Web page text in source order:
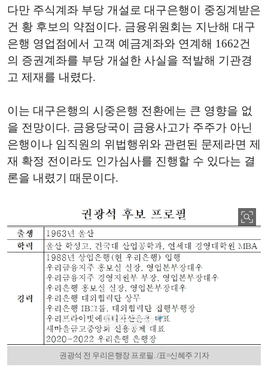
다만 주식계좌 부당 개설로 대구은행이 중징계받은
건 황 후보의 약점이다. 금융위원회는 지난해 대구
은행 영업점에서 고객 예금계좌와 연계해 1662건
의 증권계좌를 부당 개설한 사실을 적발해 기관경
고 제재를 내렸다.
이는 대구은행의 시중은행 전환에는 큰 영향을 없
을 전망이다. 금융당국이 금융사고가 주주가 아닌
은행이나 임직원의 위법행위와 관련된 문제라면 제
재 확정 전이라도 인가심사를 진행할 수 있다는 결
론을 내렸기 때문이다.
권광석 전 우리은행장 프로필. /표=신혜주 기자